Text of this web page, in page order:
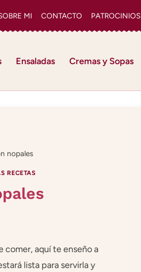
MI CONTACTO PATROCINIOS
Ensaladas Cremas y Sopas
nopales
RECETAS
comer, aquí te enseño a
lista para servirla y